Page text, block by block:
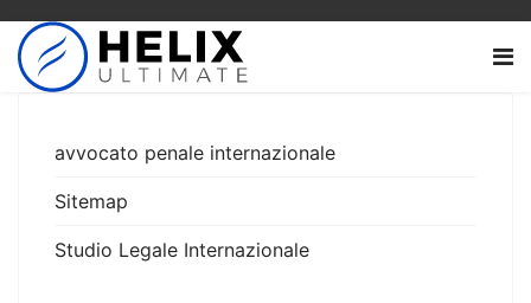
avvocato penale internazionale
Sitemap
Studio Legale Internazionale